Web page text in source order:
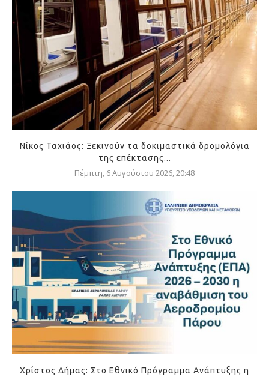
Νίκος Ταχιάος: Ξεκινούν τα δοκιμαστικά δρομολόγια
της επέκτασης...
Πέμπτη, 6 Αυγούστου 2026, 20:48
Χρίστος Δήμας: Στο Εθνικό Πρόγραμμα Ανάπτυξης η